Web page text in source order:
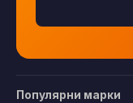
Популярни марки